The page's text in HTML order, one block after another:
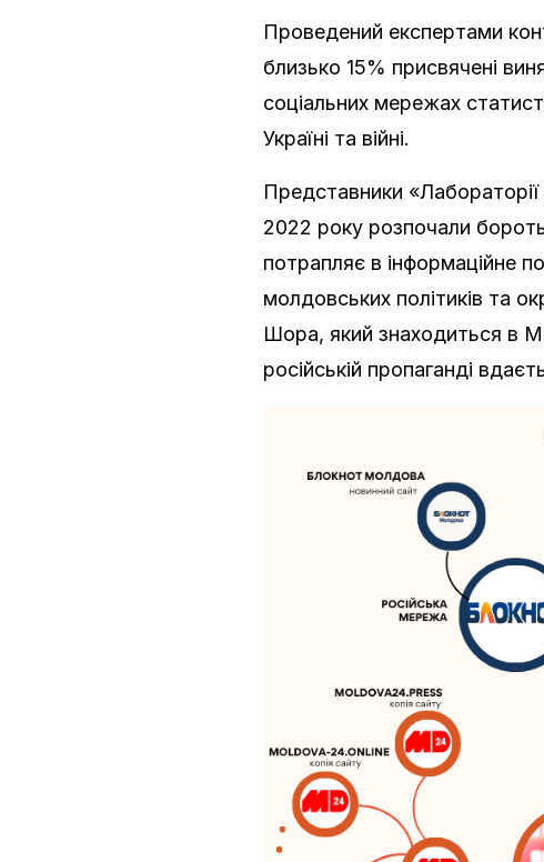
Проведений експертами
близько 15% присвячені
соціальних мережах
Україні та війні.
Представники
2022 року розпочали
потрапляє в інформаційне
молдовських політиків та
Шора, який знаходиться в
російській пропаганді